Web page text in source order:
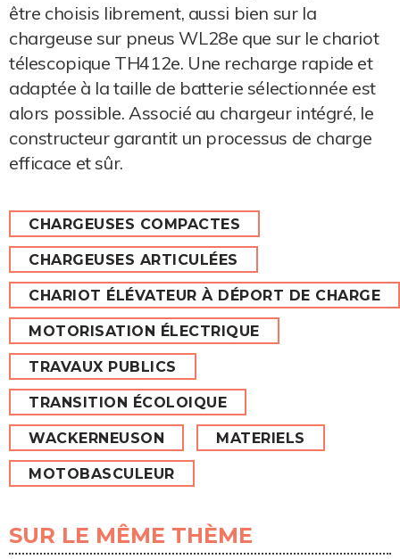
être choisis librement, aussi bien sur la
chargeuse sur pneus WL28e que sur le chariot
télescopique TH412e. Une recharge rapide et
adaptée à la taille de batterie sélectionnée est
alors possible. Associé au chargeur intégré, le
constructeur garantit un processus de charge
efficace et sûr.
CHARGEUSES COMPACTES
CHARGEUSES ARTICULÉES
CHARIOT ÉLÉVATEUR À DÉPORT DE CHARGE
MOTORISATION ÉLECTRIQUE
TRAVAUX PUBLICS
TRANSITION ÉCOLOIQUE
WACKERNEUSON MATERIELS
MOTOBASCULEUR
SUR LE MÊME THÈME